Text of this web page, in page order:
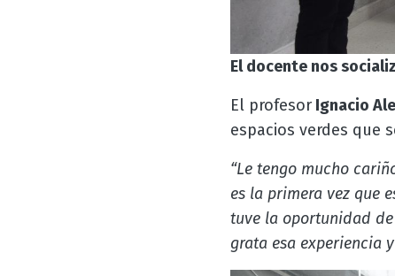
El docente nos
El profesorIgnacio
espacios verdes que
“Le tengo mucho
es la primera vez que
tuve la oportunidad
grata esa experiencia